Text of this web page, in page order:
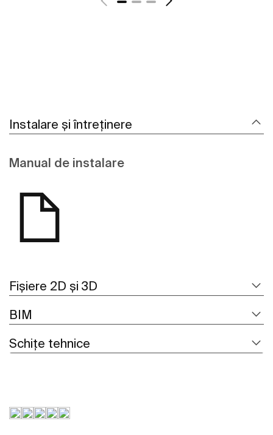
Instalare și întreținere
Manual de instalare
Fișiere 2D și 3D
BIM
Schițe tehnice